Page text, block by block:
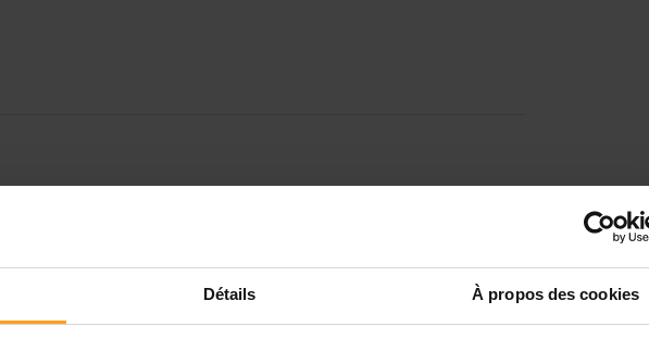
Détails À propos des cookies
Indisponible